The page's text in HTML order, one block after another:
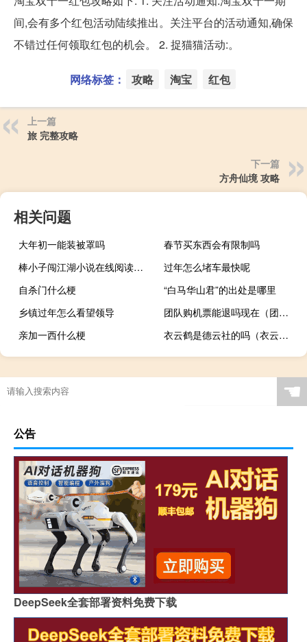
间,会有多个红包活动陆续推出。关注平台的活动通知,确保
不错过任何领取红包的机会。 2. 捉猫猫活动:。
网络标签： 攻略 淘宝 红包
上一篇
旅 完整攻略
下一篇
方舟仙境 攻略
相关问题
大年初一能装被罩吗
春节买东西会有限制吗
棒小子闯江湖小说在线阅读（棒小子）
过年怎么堵车最快呢
自杀门什么梗
“白马华山君”的出处是哪里
乡镇过年怎么看望领导
团队购机票能退吗现在（团队购机票能退吗）
亲加一西什么梗
衣云鹤是德云社的吗（衣云鹤）
☚
公告
DeepSeek全套部署资料免费下载